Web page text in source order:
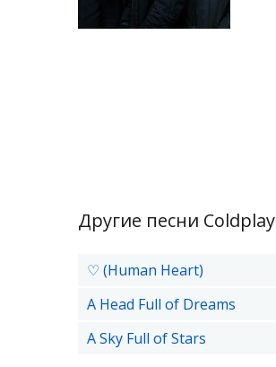
Другие песни Coldplay
♡ (Human Heart)
A Head Full of Dreams
A Sky Full of Stars